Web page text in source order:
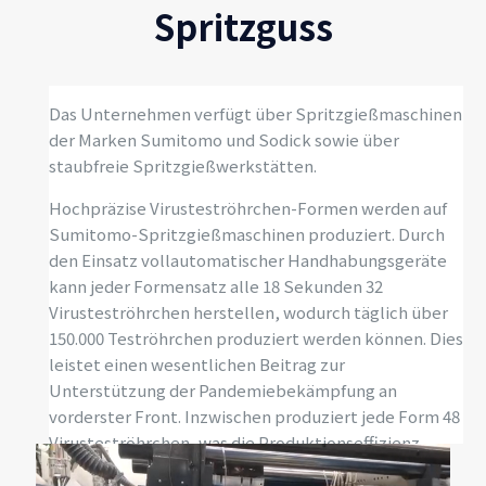
Spritzguss
Das Unternehmen verfügt über Spritzgießmaschinen
der Marken Sumitomo und Sodick sowie über
staubfreie Spritzgießwerkstätten.
Hochpräzise Virusteströhrchen-Formen werden auf
Sumitomo-Spritzgießmaschinen produziert. Durch
den Einsatz vollautomatischer Handhabungsgeräte
kann jeder Formensatz alle 18 Sekunden 32
Virusteströhrchen herstellen, wodurch täglich über
150.000 Teströhrchen produziert werden können. Dies
leistet einen wesentlichen Beitrag zur
Unterstützung der Pandemiebekämpfung an
vorderster Front. Inzwischen produziert jede Form 48
Virusteströhrchen, was die Produktionseffizienz
weiter steigert. Mastars setzt mit seinem